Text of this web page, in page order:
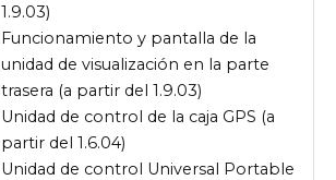
1.9.03)
Funcionamiento y pantalla de la
unidad de visualización en la parte
trasera (a partir del 1.9.03)
Unidad de control de la caja GPS (a
partir del 1.6.04)
Unidad de control Universal Portable